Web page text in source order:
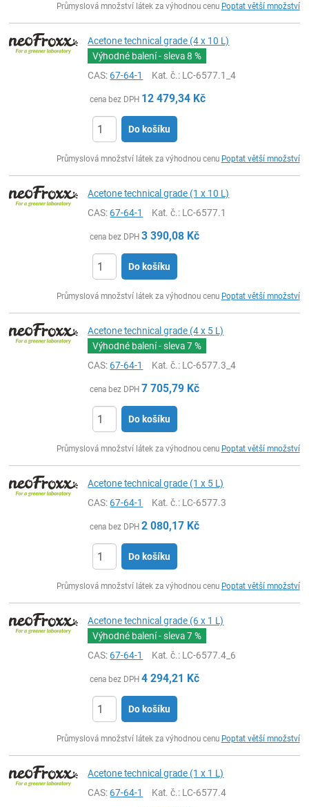
Průmyslová množství látek za výhodnou cenu Poptat větší množství
Acetone technical grade (4 x 10 L)
Výhodné balení - sleva8 %
CAS:67-64-1 Kat. č.: LC-6577.1_4
cena bez DPH 12 479,34 Kč
Do košíku
Průmyslová množství látek za výhodnou cenu Poptat větší množství
Acetone technical grade (1 x 10 L)
CAS:67-64-1 Kat. č.: LC-6577.1
cena bez DPH 3 390,08 Kč
Do košíku
Průmyslová množství látek za výhodnou cenu Poptat větší množství
Acetone technical grade (4 x 5 L)
Výhodné balení - sleva7 %
CAS:67-64-1 Kat. č.: LC-6577.3_4
cena bez DPH 7 705,79 Kč
Do košíku
Průmyslová množství látek za výhodnou cenu Poptat větší množství
Acetone technical grade (1 x 5 L)
CAS:67-64-1 Kat. č.: LC-6577.3
cena bez DPH 2 080,17 Kč
Do košíku
Průmyslová množství látek za výhodnou cenu Poptat větší množství
Acetone technical grade (6 x 1 L)
Výhodné balení - sleva7 %
CAS:67-64-1 Kat. č.: LC-6577.4_6
cena bez DPH 4 294,21 Kč
Do košíku
Průmyslová množství látek za výhodnou cenu Poptat větší množství
Acetone technical grade (1 x 1 L)
CAS:67-64-1 Kat. č.: LC-6577.4